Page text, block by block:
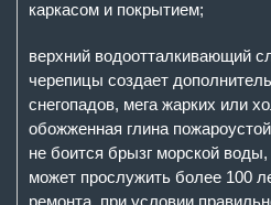
каркасом и покрытием;
верхний водоотталкивающий
черепицы создает
снегопадов, мега жарких или
обожженная глина
не боится брызг морской воды,
может прослужить более 100